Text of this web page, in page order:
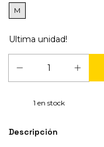
M
Ultima unidad!
1 en stock
Descripción